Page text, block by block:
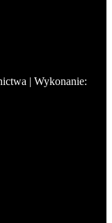
| Wykonanie: